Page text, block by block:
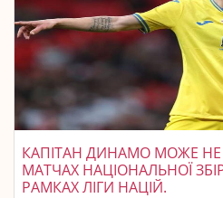
КАПІТАН ДИНАМО МОЖЕ НЕ
МАТЧАХ НАЦІОНАЛЬНОЇ
РАМКАХ ЛІГИ НАЦІЙ.